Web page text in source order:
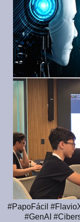
#PapoFácil
#GenAI